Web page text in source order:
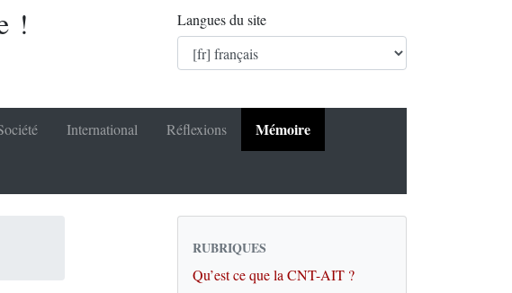
! Langues du site
International Réflexions Mémoire
RUBRIQUES
Qu’est ce que la CNT-AIT ?